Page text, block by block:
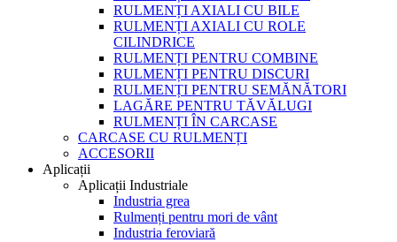
RULMENȚI AXIALI CU BILE
RULMENȚI AXIALI CU ROLE
CILINDRICE
RULMENȚI PENTRU COMBINE
RULMENȚI PENTRU DISCURI
RULMENȚI PENTRU SEMĂNĂTORI
LAGĂRE PENTRU TĂVĂLUGI
RULMENȚI ÎN CARCASE
CARCASE CU RULMENȚI
ACCESORII
Aplicații
Aplicații Industriale
Industria grea
Rulmenți pentru mori de vânt
Industria feroviară